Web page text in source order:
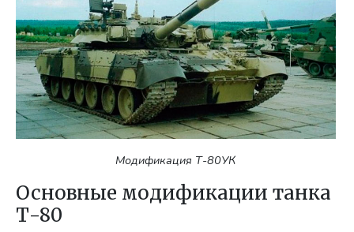
Модификация Т-80УК
Основные модификации танка
Т-80